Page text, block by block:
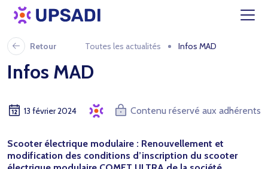
Retour Toutes les actualités Infos MAD
Infos MAD
13 février 2024 Contenu réservé aux adhérents
Scooter électrique modulaire : Renouvellement et
modification des conditions d’inscription du scooter